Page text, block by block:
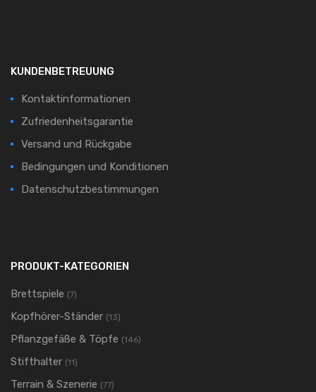
KUNDENBETREUUNG
Kontaktinformationen
Zufriedenheitsgarantie
Versand und Rückgabe
Bedingungen und Konditionen
Datenschutzbestimmungen
PRODUKT-KATEGORIEN
Brettspiele (7)
Kopfhörer-Ständer (13)
Pflanzgefäße & Töpfe (146)
Stifthalter (11)
Terrain & Szenerie (77)